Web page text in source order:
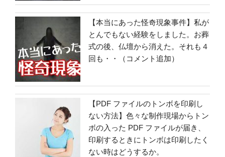
【本当にあった怪奇現象事件】私が
とんでもない経験をしました。お葬
式の後、仏壇から消えた。それも４
回も・・（コメント追加）
【PDF ファイルのトンボを印刷し
ない方法】色々な制作現場からトン
ボの入った PDF ファイルが届き、
印刷するときにトンボは印刷したく
ない時はどうするか。